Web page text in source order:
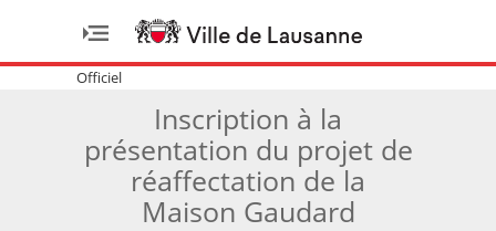
Officiel
Inscription à la
présentation du projet de
réaffectation de la
Maison Gaudard